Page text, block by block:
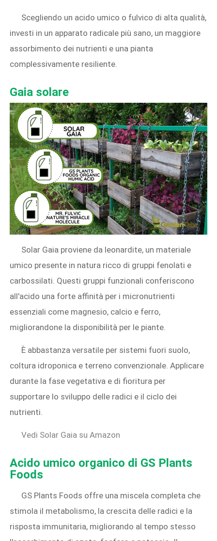
Scegliendo un acido umico o fulvico di alta qualità,
investi in un apparato radicale più sano, un maggiore
assorbimento dei nutrienti e una pianta
complessivamente resiliente.
Gaia solare
Solar Gaia proviene da leonardite, un materiale
umico presente in natura ricco di gruppi fenolati e
carbossilati. Questi gruppi funzionali conferiscono
all'acido una forte affinità per i micronutrienti
essenziali come magnesio, calcio e ferro,
migliorandone la disponibilità per le piante.
È abbastanza versatile per sistemi fuori suolo,
coltura idroponica e terreno convenzionale. Applicare
durante la fase vegetativa e di fioritura per
supportare lo sviluppo delle radici e il ciclo dei
nutrienti.
Vedi Solar Gaia su Amazon
Acido umico organico di GS Plants
Foods
GS Plants Foods offre una miscela completa che
stimola il metabolismo, la crescita delle radici e la
risposta immunitaria, migliorando al tempo stesso